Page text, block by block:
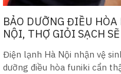
BẢO DƯỠNG ĐIỀU
NỘI, THỢ GIỎI SẠCH
Điện lạnh Hà Nội nhận vệ
dưỡng điều hòa funiki cẩn